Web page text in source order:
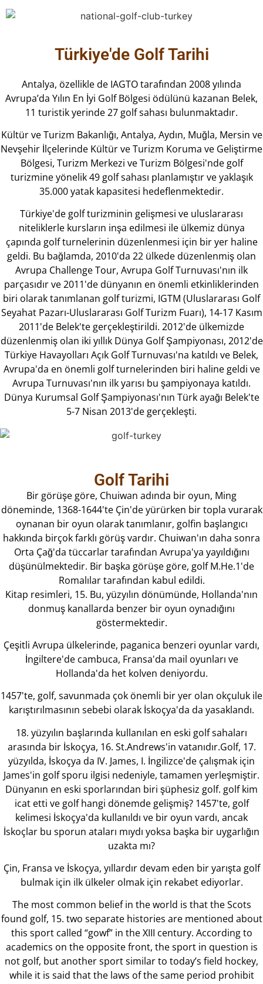
Türkiye'de Golf Tarihi
Antalya, özellikle de IAGTO tarafından 2008 yılında
Avrupa’da Yılın En İyi Golf Bölgesi ödülünü kazanan Belek,
11 turistik yerinde 27 golf sahası bulunmaktadır.
Kültür ve Turizm Bakanlığı, Antalya, Aydın, Muğla, Mersin ve
Nevşehir İlçelerinde Kültür ve Turizm Koruma ve Geliştirme
Bölgesi, Turizm Merkezi ve Turizm Bölgesi'nde golf
turizmine yönelik 49 golf sahası planlamıştır ve yaklaşık
35.000 yatak kapasitesi hedeflenmektedir.
Türkiye'de golf turizminin gelişmesi ve uluslararası
niteliklerle kursların inşa edilmesi ile ülkemiz dünya
çapında golf turnelerinin düzenlenmesi için bir yer haline
geldi. Bu bağlamda, 2010'da 22 ülkede düzenlenmiş olan
Avrupa Challenge Tour, Avrupa Golf Turnuvası'nın ilk
parçasıdır ve 2011'de dünyanın en önemli etkinliklerinden
biri olarak tanımlanan golf turizmi, IGTM (Uluslararası Golf
Seyahat Pazarı-Uluslararası Golf Turizm Fuarı), 14-17 Kasım
2011'de Belek'te gerçekleştirildi. 2012'de ülkemizde
düzenlenmiş olan iki yıllık Dünya Golf Şampiyonası, 2012'de
Türkiye Havayolları Açık Golf Turnuvası'na katıldı ve Belek,
Avrupa'da en önemli golf turnelerinden biri haline geldi ve
Avrupa Turnuvası'nın ilk yarısı bu şampiyonaya katıldı.
Dünya Kurumsal Golf Şampiyonası'nın Türk ayağı Belek'te
5-7 Nisan 2013'de gerçekleşti.
Golf Tarihi
Bir görüşe göre, Chuiwan adında bir oyun, Ming
döneminde, 1368-1644'te Çin'de yürürken bir topla vurarak
oynanan bir oyun olarak tanımlanır, golfin başlangıcı
hakkında birçok farklı görüş vardır. Chuiwan'ın daha sonra
Orta Çağ'da tüccarlar tarafından Avrupa'ya yayıldığını
düşünülmektedir. Bir başka görüşe göre, golf M.He.1'de
Romalılar tarafından kabul edildi.
Kitap resimleri, 15. Bu, yüzyılın dönümünde, Hollanda'nın
donmuş kanallarda benzer bir oyun oynadığını
göstermektedir.
Çeşitli Avrupa ülkelerinde, paganica benzeri oyunlar vardı,
İngiltere'de cambuca, Fransa'da mail oyunları ve
Hollanda'da het kolven deniyordu.
1457'te, golf, savunmada çok önemli bir yer olan okçuluk ile
karıştırılmasının sebebi olarak İskoçya'da da yasaklandı.
18. yüzyılın başlarında kullanılan en eski golf sahaları
arasında bir İskoçya, 16. St.Andrews'in vatanıdır.Golf, 17.
yüzyılda, İskoçya da IV. James, I. İngilizce'de çalışmak için
James'in golf sporu ilgisi nedeniyle, tamamen yerleşmiştir.
Dünyanın en eski sporlarından biri şüphesiz golf. golf kim
icat etti ve golf hangi dönemde gelişmiş? 1457'te, golf
kelimesi İskoçya'da kullanıldı ve bir oyun vardı, ancak
İskoçlar bu sporun ataları mıydı yoksa başka bir uygarlığın
uzakta mı?
Çin, Fransa ve İskoçya, yıllardır devam eden bir yarışta golf
bulmak için ilk ülkeler olmak için rekabet ediyorlar.
The most common belief in the world is that the Scots
found golf, 15. two separate histories are mentioned about
this sport called “gowf” in the XIII century. According to
academics on the opposite front, the sport in question is
not golf, but another sport similar to today’s field hockey,
while it is said that the laws of the same period prohibit